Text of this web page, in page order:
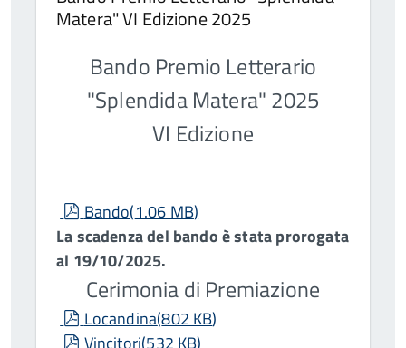
Matera" VI Edizione 2025
Bando Premio Letterario
"Splendida Matera"2025
VI Edizione
pdf
Bando(1.06 MB)
La scadenza del bando è stata prorogata
al 19/10/2025.
Cerimonia di Premiazione
pdf
Locandina(802 KB)
pdf
Vincitori(532 KB)